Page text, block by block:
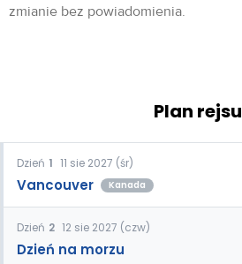
zmianie bez powiadomienia.
Plan rejsu
Dzień 1 11 sie 2027 (śr)
Vancouver Kanada
Dzień 2 12 sie 2027 (czw)
Dzień na morzu